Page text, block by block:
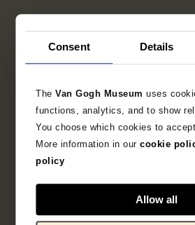
Consent Details
TheVan Gogh Museumuses
functions, analytics, and to show
You choose which cookies to accept.
More information in ourcookie
policy
Allow all
van de tiendelige serie Het
modellen heb zorgt dat
figuur niet uit het oog verlies.’
Objectgegevens
Tentoonstellingen